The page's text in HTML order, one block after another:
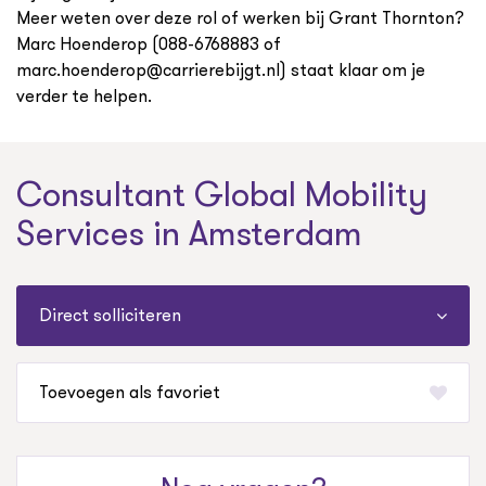
Meer weten over deze rol of werken bij Grant Thornton?
Marc Hoenderop (088-6768883 of
marc.hoenderop@carrierebijgt.nl) staat klaar om je
verder te helpen.
Consultant Global Mobility
Services in Amsterdam
Direct solliciteren
favoriet